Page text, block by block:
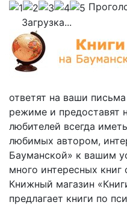
Загрузка...
ответят на ваши
режиме и
любителей всегда
любимых автором,
Бауманской» к вашим
много интересных
Книжный магазин
предлагает книги по